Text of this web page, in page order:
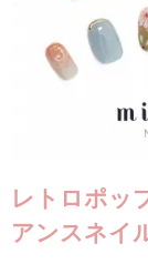
レトロポッ
アンスネイ